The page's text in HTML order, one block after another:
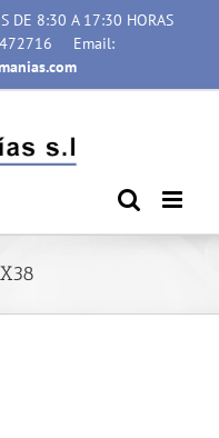
DE 8:30 A 17:30 HORAS
Email: